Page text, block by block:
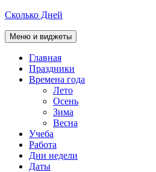
Перейти
содержимому
Сколько Дней
Меню и виджеты
Главная
Праздники
Времена года
Лето
Осень
Зима
Весна
Учеба
Работа
Дни недели
Даты